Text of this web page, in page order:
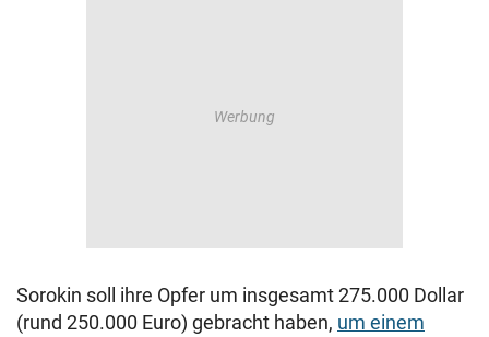
Sorokin soll ihre Opfer um insgesamt 275.000 Dollar
(rund 250.000 Euro) gebracht haben, um einem